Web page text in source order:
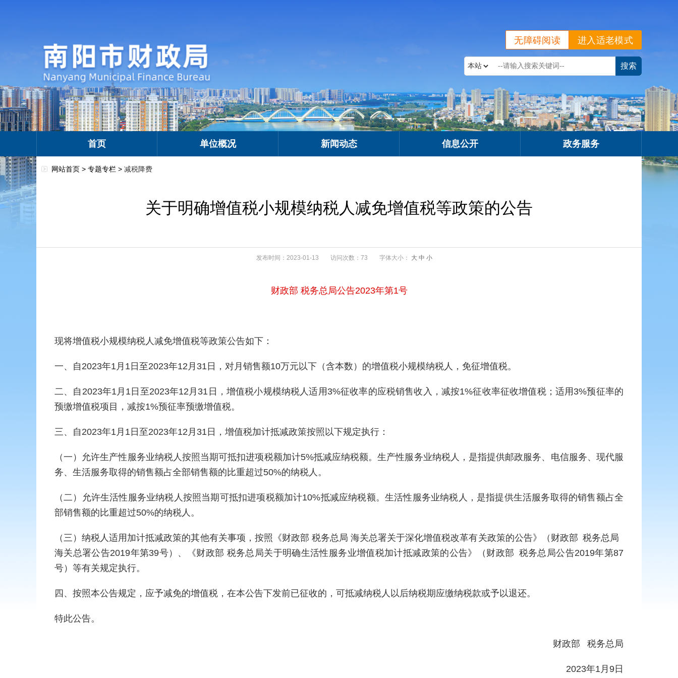
进入适老模式
无障碍阅读
首页 单位概况 新闻动态 信息公开 政务服务
网站首页 > 专题专栏 > 减税降费
关于明确增值税小规模纳税人减免增值税等政策的公告
发布时间：2023-01-13 访问次数：73 字体大小： 大 中 小
财政部 税务总局公告2023年第1号
现将增值税小规模纳税人减免增值税等政策公告如下：
一、自2023年1月1日至2023年12月31日，对月销售额10万元以下（含本数）的增值税小规模纳税人，免征增值税。
二、自2023年1月1日至2023年12月31日，增值税小规模纳税人适用3%征收率的应税销售收入，减按1%征收率征收增值税；适用3%预征率的
预缴增值税项目，减按1%预征率预缴增值税。
三、自2023年1月1日至2023年12月31日，增值税加计抵减政策按照以下规定执行：
（一）允许生产性服务业纳税人按照当期可抵扣进项税额加计5%抵减应纳税额。生产性服务业纳税人，是指提供邮政服务、电信服务、现代服
务、生活服务取得的销售额占全部销售额的比重超过50%的纳税人。
（二）允许生活性服务业纳税人按照当期可抵扣进项税额加计10%抵减应纳税额。生活性服务业纳税人，是指提供生活服务取得的销售额占全
部销售额的比重超过50%的纳税人。
（三）纳税人适用加计抵减政策的其他有关事项，按照《财政部 税务总局 海关总署关于深化增值税改革有关政策的公告》（财政部 税务总局
海关总署公告2019年第39号）、《财政部 税务总局关于明确生活性服务业增值税加计抵减政策的公告》（财政部 税务总局公告2019年第87
号）等有关规定执行。
四、按照本公告规定，应予减免的增值税，在本公告下发前已征收的，可抵减纳税人以后纳税期应缴纳税款或予以退还。
特此公告。
财政部 税务总局
2023年1月9日